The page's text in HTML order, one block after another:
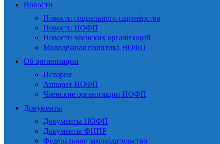
Новости
Новости социального партнёрства
Новости НОФП
Новости членских организаций
Молодёжная политика НОФП
Об организации
История
Аппарат НОФП
Членские организации НОФП
Документы
Документы НОФП
Документы ФНПР
Федеральное законодательство